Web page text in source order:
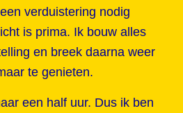
verduistering nodig
is prima. Ik bouw alles
en breek daarna weer
te genieten.
een half uur. Dus ik ben